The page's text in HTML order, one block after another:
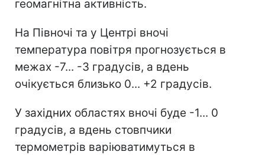
геомагнітна активність.
На Півночі та у Центрі вночі
температура повітря прогнозується в
межах -7... -3 градусів, а вдень
очікується близько 0... +2 градусів.
У західних областях вночі буде -1... 0
градусів, а вдень стовпчики
термометрів варіюватимуться в